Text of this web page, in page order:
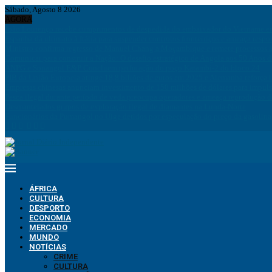
Sábado, Agosto 8 2026
ÁFRICA
CULTURA
DESPORTO
ECONOMIA
MERCADO
MUNDO
NOTÍCIAS
CRIME
CULTURA